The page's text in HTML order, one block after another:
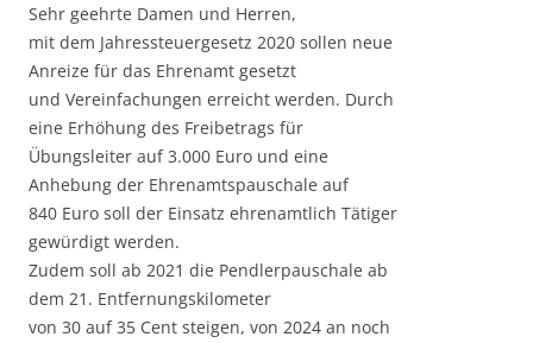
Sehr geehrte Damen und Herren,
mit dem Jahressteuergesetz 2020 sollen neue
Anreize für das Ehrenamt gesetzt
und Vereinfachungen erreicht werden. Durch
eine Erhöhung des Freibetrags für
Übungsleiter auf 3.000 Euro und eine
Anhebung der Ehrenamtspauschale auf
840 Euro soll der Einsatz ehrenamtlich Tätiger
gewürdigt werden.
Zudem soll ab 2021 die Pendlerpauschale ab
dem 21. Entfernungskilometer
von 30 auf 35 Cent steigen, von 2024 an noch